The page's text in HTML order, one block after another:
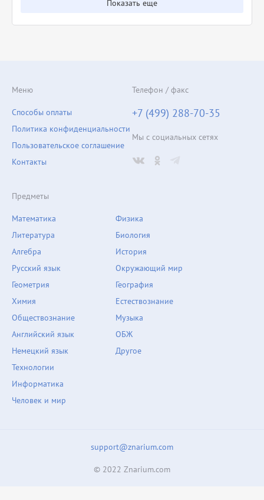
Показать еще
Предметы
Математика
Литература
Алгебра
Русский язык
Геометрия
Химия
Физика
Биология
История
Окружающий мир
География
Естествознание
Обществознание
Английский язык
Немецкий язык
Технологии
Информатика
Человек и мир
Музыка
ОБЖ
Другое
Меню
Способы оплаты
Политика конфиденциальности
Пользовательское соглашение
Контакты
Телефон / факс
+7 (499) 288-70-35
Мы с социальных сетях
© 2022 Znarium.com
support@znarium.com